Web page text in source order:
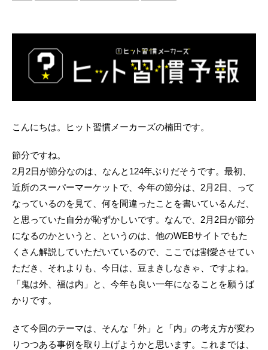
こんにちは。ヒット習慣メーカーズの楠田です。
節分ですね。
2月2日が節分なのは、なんと124年ぶりだそうです。最初、
近所のスーパーマーケットで、今年の節分は、2月2日、って
なっているのを見て、何を間違ったことを書いているんだ、
と思っていた自分が恥ずかしいです。なんで、2月2日が節分
になるのかというと、というのは、他のWEBサイトでもた
くさん解説していただいているので、ここでは割愛させてい
ただき、それよりも、今日は、豆まきしなきゃ、ですよね。
「鬼は外、福は内」と、今年も良い一年になることを願うば
かりです。
さて今回のテーマは、そんな「外」と「内」の考え方が変わ
りつつある事例を取り上げようかと思います。これまでは、